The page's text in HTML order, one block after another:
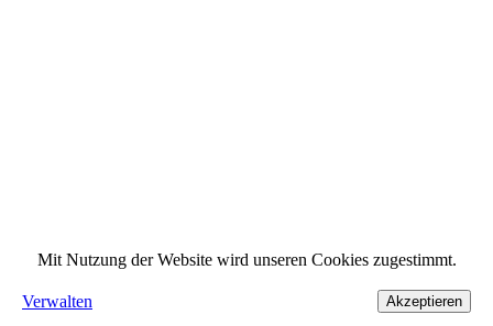
Mit Nutzung der Website wird unseren Cookies zugestimmt.
Verwalten Akzeptieren